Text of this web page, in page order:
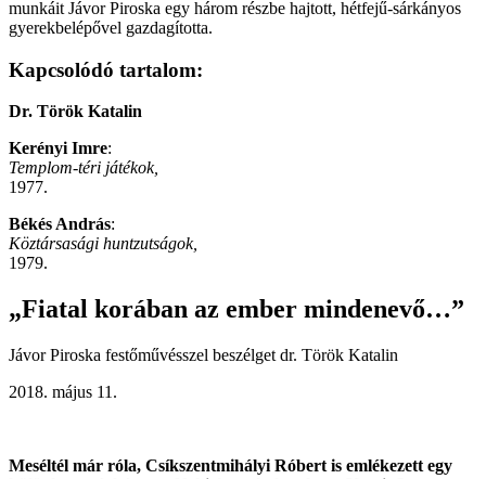
munkáit Jávor Piroska egy három részbe hajtott, hétfejű-sárkányos
gyerekbelépővel gazdagította.
Kapcsolódó tartalom:
Dr. Török Katalin
Kerényi Imre:
Templom-téri játékok,
1977.
Békés András:
Köztársasági huntzutságok,
1979.
„Fiatal korában az ember mindenevő…”
Jávor Piroska festőművésszel beszélget dr. Török Katalin
2018. május 11.
Meséltél már róla, Csíkszentmihályi Róbert is emlékezett egy